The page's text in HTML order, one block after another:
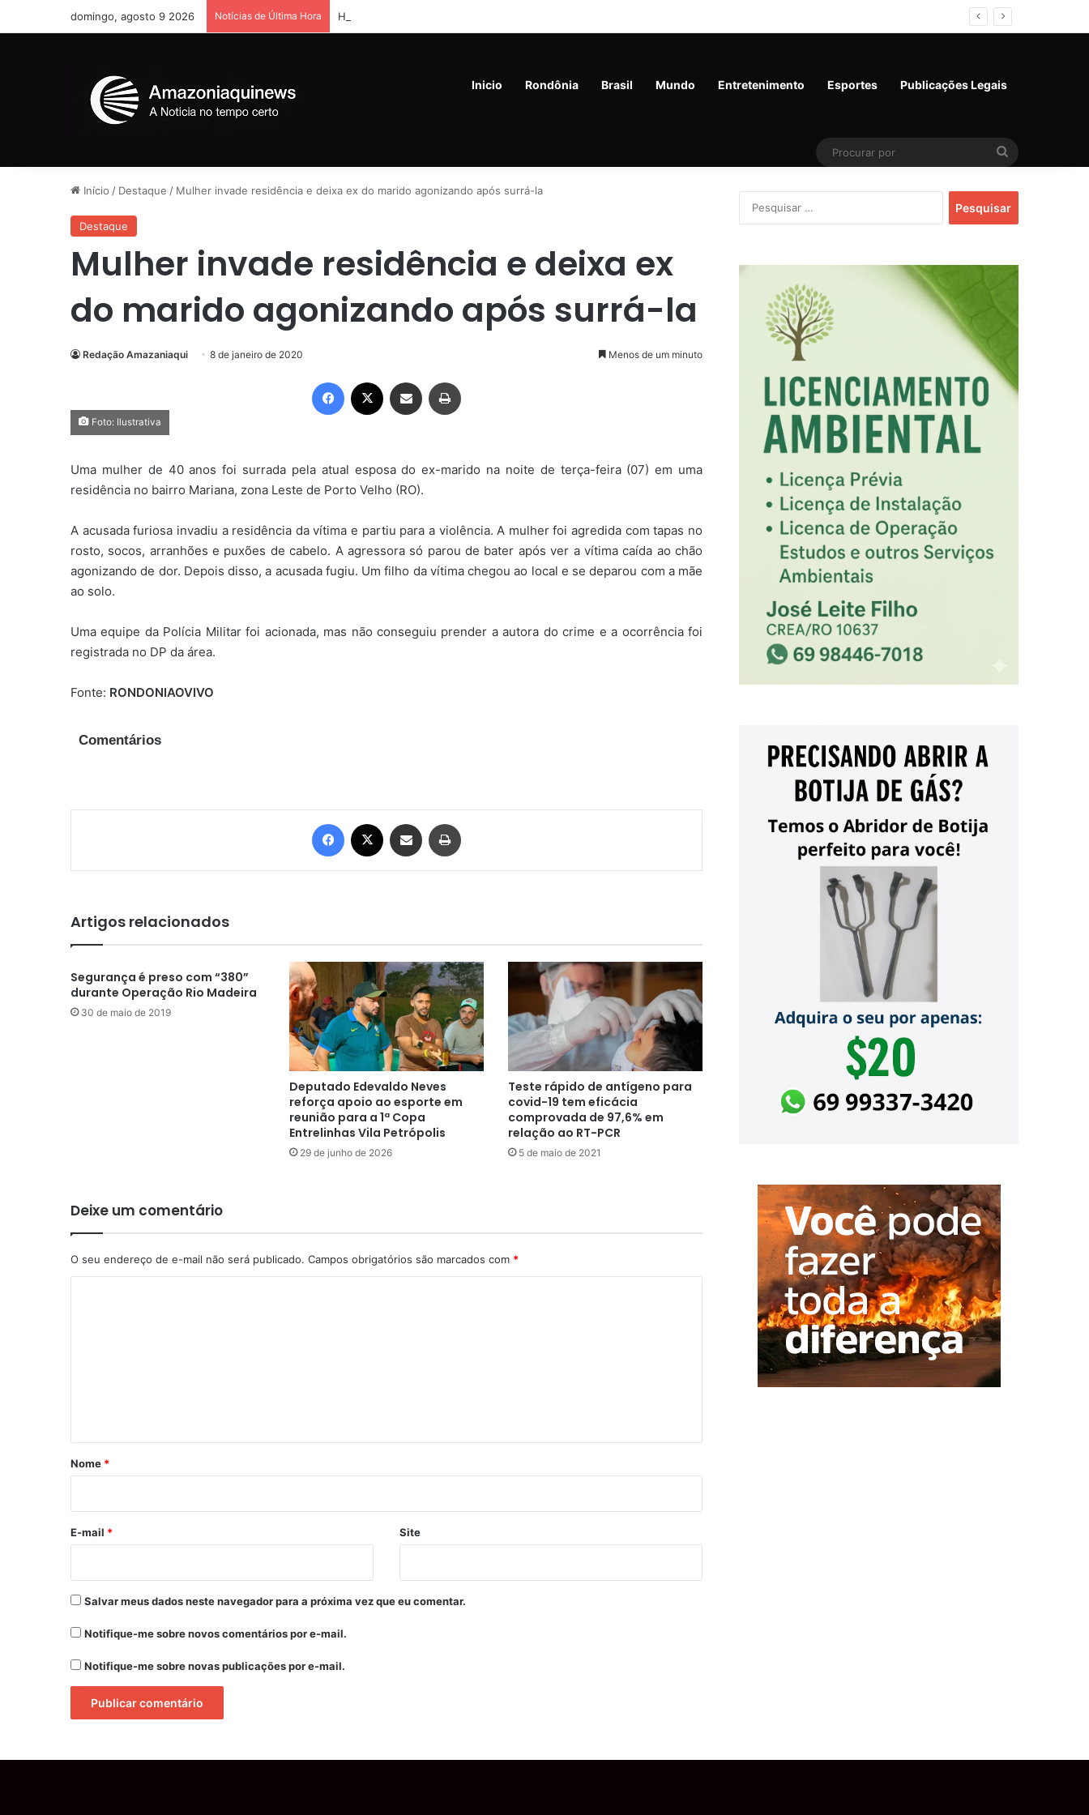
domingo, agosto 9 2026 Notícias de Última Hora Homem de 45 anos é preso com drogas e revólver na Vila Princesa
Inicio Rondônia Brasil Mundo Entretenimento Esportes Publicações Legais
Procurar
Início / Destaque / Mulher invade residência e deixa ex do marido agonizando após surrá-la
Destaque
Mulher invade residência e deixa ex
do marido agonizando após surrá-la
Redação Amazaniaqui 8 de janeiro de 2020 Menos de um minuto
Facebook Compartilhar via e-mail
Foto: Ilustrativa
Uma mulher de 40 anos foi surrada pela atual esposa do ex-marido na noite de terça-feira (07) em uma
residência no bairro Mariana, zona Leste de Porto Velho (RO).
A acusada furiosa invadiu a residência da vítima e partiu para a violência. A mulher foi agredida com tapas no
rosto, socos, arranhões e puxões de cabelo. A agressora só parou de bater após ver a vítima caída ao chão
agonizando de dor. Depois disso, a acusada fugiu. Um filho da vítima chegou ao local e se deparou com a mãe
ao solo.
Uma equipe da Polícia Militar foi acionada, mas não conseguiu prender a autora do crime e a ocorrência foi
registrada no DP da área.
Fonte: RONDONIAOVIVO
Comentários
Facebook Compartilhar via e-mail
Artigos relacionados
Segurança é preso com “380”
durante Operação Rio Madeira
30 de maio de 2019
Deputado Edevaldo Neves
reforça apoio ao esporte em
reunião para a 1ª Copa
Entrelinhas Vila Petrópolis
29 de junho de 2026
Teste rápido de antígeno para
covid-19 tem eficácia
comprovada de 97,6% em
relação ao RT-PCR
5 de maio de 2021
Deixe um comentário
O seu endereço de e-mail não será publicado. Campos obrigatórios são marcados com *
r
*
Nome *
E-mail * Site
Salvar meus dados neste navegador para a próxima vez que eu comentar.
Notifique-me sobre novos comentários por e-mail.
Notifique-me sobre novas publicações por e-mail.
por: